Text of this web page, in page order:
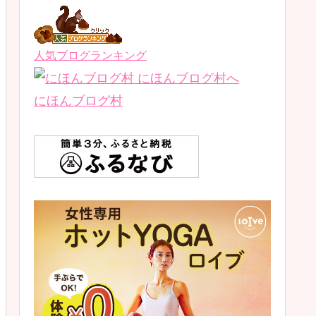
人気ブログランキング
にほんブログ村